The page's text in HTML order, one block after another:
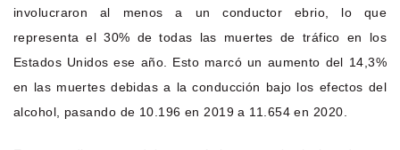
involucraron al menos a un conductor ebrio, lo que
representa el 30% de todas las muertes de tráfico en los
Estados Unidos ese año. Esto marcó un aumento del 14,3%
en las muertes debidas a la conducción bajo los efectos del
alcohol, pasando de 10.196 en 2019 a 11.654 en 2020.